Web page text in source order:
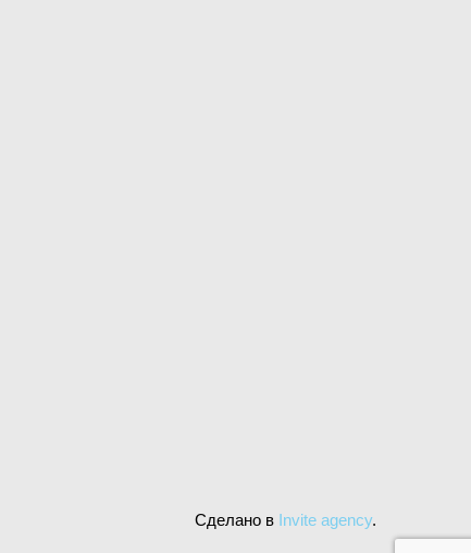
Сделано в Invite agency.